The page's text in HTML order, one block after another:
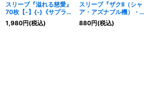
スリーブ『溢れる慈愛』
70枚【-】{-}《サプラ
イ》
1,980円(税込)
スリーブ『ザクII（シャ
ア・アズナブル機）・ジ
オン』70枚【-】{-}《サ
プライ》
880円(税込)